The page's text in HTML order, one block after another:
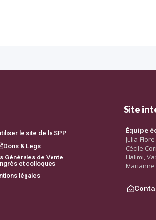
le site de la SPP
Dons & Legs
Générales de Vente
et colloques
légales
Site
Équipe
Julia-
Cécile
Halimi,
Marianne